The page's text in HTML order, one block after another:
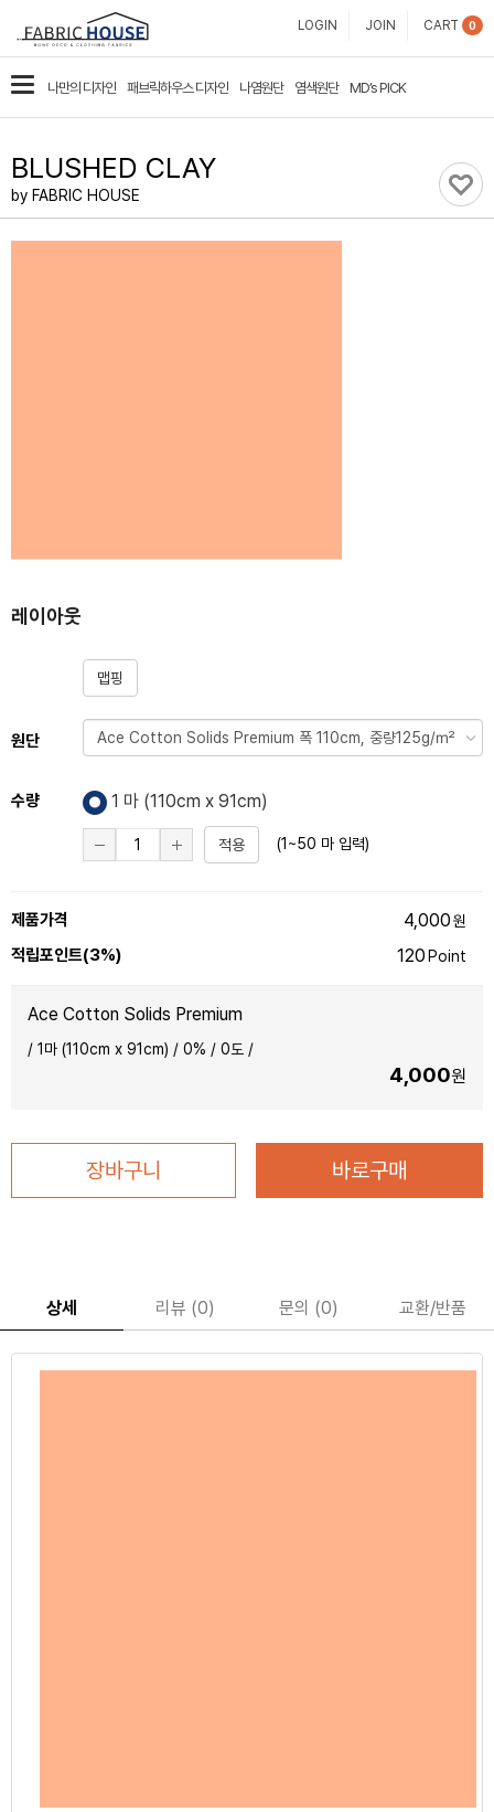
패
브
릭
하
스
LOGIN JOIN CART 0
카
테
고
리
나만의 디자인 패브릭하우스 디자인 나염원단 염색원단 MD’s PICK
BLUSHED CLAY
by FABRIC HOUSE
레이아웃
맵핑
원단
수량 1 마 (110cm x 91cm)
적용 (1~50 마 입력)
제품가격 4,000원
적립포인트(3%) 120 Point
Ace Cotton Solids Premium
/ 1마 (110cm x 91cm) / 0% / 0도 /
4,000원
장바구니 바로구매
상세 리뷰 (0) 문의 (0) 교환/반품